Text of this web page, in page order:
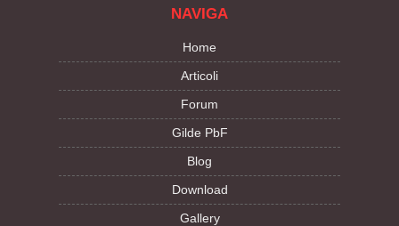
NAVIGA
Home
Articoli
Forum
Gilde PbF
Blog
Download
Gallery